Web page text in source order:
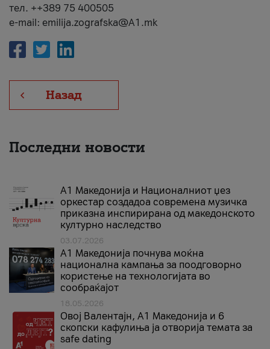
тел. ++389 75 400505
e-mail: emilija.zografska@A1.mk
Назад
Последни новости
А1 Македонија и Националниот џез
оркестар создадоа современа музичка
приказна инспирирана од македонското
културно наследство
03.07.2026
A1 Македонија почнува моќна
национална кампања за поодговорно
користење на технологијата во
сообраќајот
18.05.2026
Овој Валентајн, A1 Македонија и 6
скопски кафулиња ја отворија темата за
safe dating